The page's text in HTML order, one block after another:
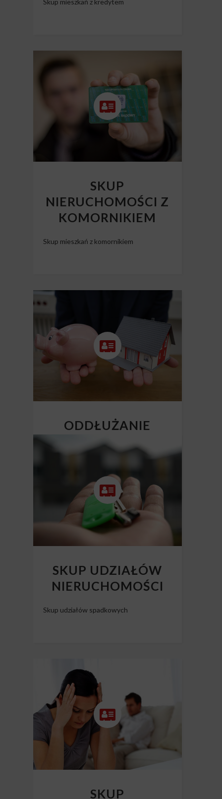
Skup mieszkań z kredytem
SKUP
NIERUCHOMOŚCI Z
KOMORNIKIEM
Skup mieszkań z komornikiem
ODDŁUŻANIE
NIERUCHOMOŚCI
SKUP UDZIAŁÓW
NIERUCHOMOŚCI
Skup udziałów spadkowych
SKUP